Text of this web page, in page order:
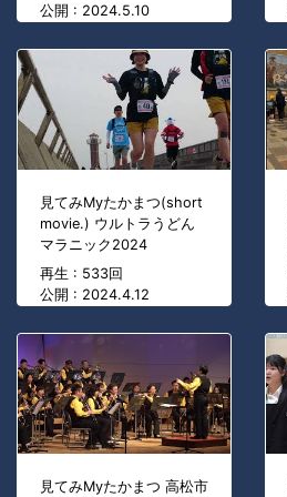
公開 : 2024.5.10
見てみMyたかまつ(short
movie.) ウルトラうどん
マラニック2024
再生 : 533回
公開 : 2024.4.12
見てみMyたかまつ 高松市